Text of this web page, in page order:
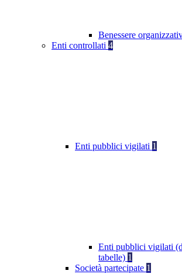
Benessere
Enti controllati 4
Enti pubblici vigilati 1
Enti pubblici vigilati
tabelle) 1
Società partecipate 1